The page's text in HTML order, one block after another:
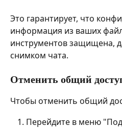
Это гарантирует, что
информация из ваших
инструментов защищена,
снимком чата.
Отменить общий
Чтобы отменить общий
Перейдите в меню